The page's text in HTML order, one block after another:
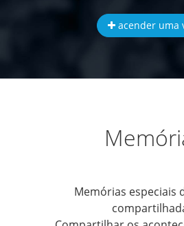
acender uma
Memórias especiais